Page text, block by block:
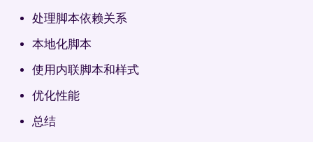
处理脚本依赖关系
本地化脚本
使用内联脚本和样式
优化性能
总结